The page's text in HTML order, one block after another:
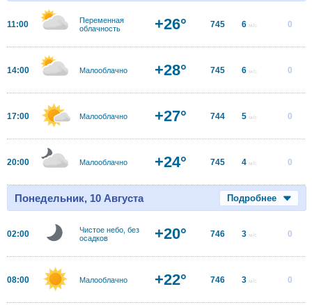
11:00
Переменная
облачность
+26° 745 6 м/с 0
14:00 Малооблачно +28° 745 6 м/с 0
17:00 Малооблачно +27° 744 5 м/с 0
20:00 Малооблачно +24° 745 4 м/с 0
Понедельник, 10 Августа Подробнее
02:00
Чистое небо, без
осадков
+20° 746 3 м/с 0
08:00 Малооблачно +22° 746 3 м/с 0